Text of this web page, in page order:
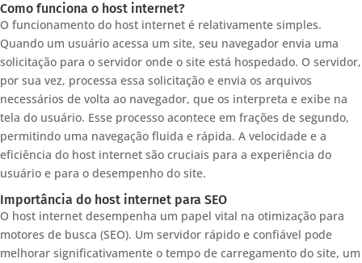
Como funciona o host internet?
O funcionamento do host internet é relativamente simples.
Quando um usuário acessa um site, seu navegador envia uma
solicitação para o servidor onde o site está hospedado. O servidor,
por sua vez, processa essa solicitação e envia os arquivos
necessários de volta ao navegador, que os interpreta e exibe na
tela do usuário. Esse processo acontece em frações de segundo,
permitindo uma navegação fluida e rápida. A velocidade e a
eficiência do host internet são cruciais para a experiência do
usuário e para o desempenho do site.
Importância do host internet para SEO
O host internet desempenha um papel vital na otimização para
motores de busca (SEO). Um servidor rápido e confiável pode
melhorar significativamente o tempo de carregamento do site, um